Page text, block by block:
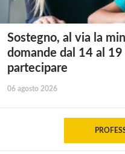
Sostegno, al via la
domande dal 14 al
partecipare
06 agosto 2026